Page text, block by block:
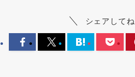
シェアしてね